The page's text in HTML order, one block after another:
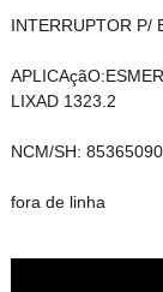
INTERRUPTOR P/
LIXAD 1323.2
NCM/SH: 85365090
fora de linha